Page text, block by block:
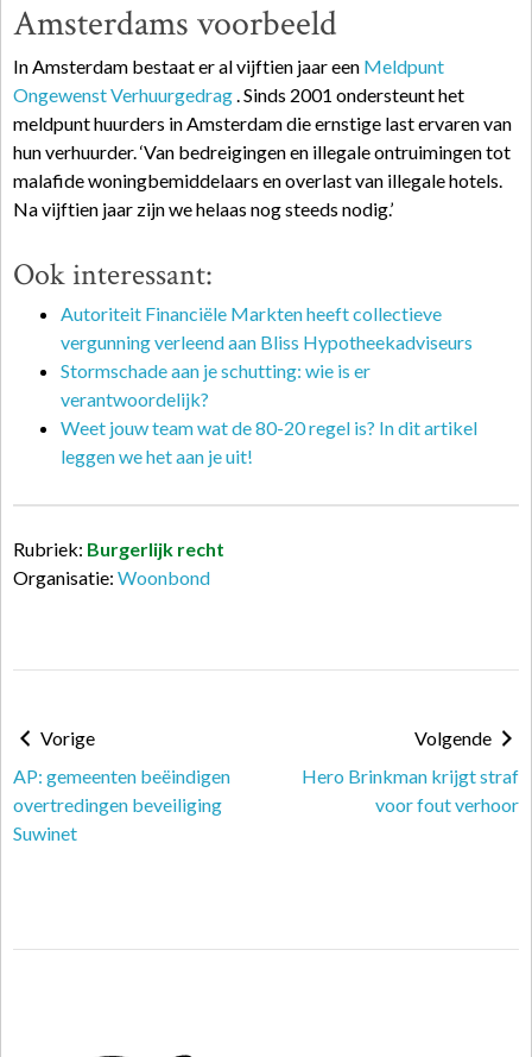
Amsterdams voorbeeld
In Amsterdam bestaat er al vijftien jaar een Meldpunt
Ongewenst Verhuurgedrag. Sinds 2001 ondersteunt het
meldpunt huurders in Amsterdam die ernstige last ervaren van
hun verhuurder. ‘Van bedreigingen en illegale ontruimingen tot
malafide woningbemiddelaars en overlast van illegale hotels.
Na vijftien jaar zijn we helaas nog steeds nodig.’
Ook interessant:
Autoriteit Financiële Markten heeft collectieve
vergunning verleend aan Bliss Hypotheekadviseurs
Stormschade aan je schutting: wie is er
verantwoordelijk?
Weet jouw team wat de 80-20 regel is? In dit artikel
leggen we het aan je uit!
Rubriek: Burgerlijk recht
Organisatie: Woonbond
Vorige
AP: gemeenten beëindigen
overtredingen beveiliging
Suwinet
Volgende
Hero Brinkman krijgt straf
voor fout verhoor